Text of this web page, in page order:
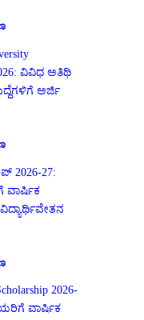
ವಿವಿಧ ಅತಿಥಿ
ಅರ್ಜಿ
2026-27:
ವಾರ್ಷಿಕ
2026-
ವಾರ್ಷಿಕ